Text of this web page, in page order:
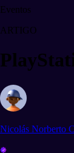
Eventos
ARTIGO
Nicolás Norberto